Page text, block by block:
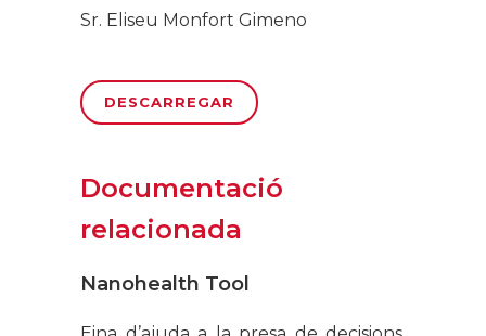
Sr. Eliseu Monfort Gimeno
DESCARREGAR
Documentació
relacionada
Nanohealth Tool